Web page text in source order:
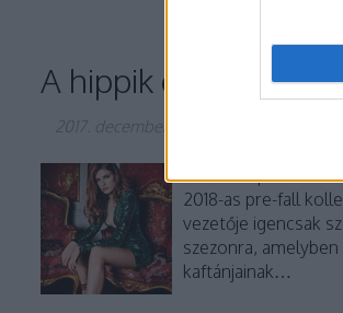
A hippik és dívák
2017. december 27.
Marokkó perzselő
2018-as pre-fall
vezetője igencsak
szezonra,
kaftánjainak…